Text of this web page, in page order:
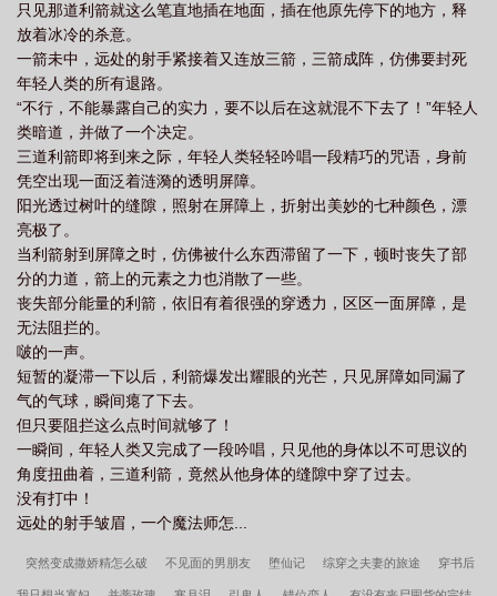
只见那道利箭就这么笔直地插在地面，插在他原先停下的地方，释
放着冰冷的杀意。
一箭未中，远处的射手紧接着又连放三箭，三箭成阵，仿佛要封死
年轻人类的所有退路。
“不行，不能暴露自己的实力，要不以后在这就混不下去了！”年轻人
类暗道，并做了一个决定。
三道利箭即将到来之际，年轻人类轻轻吟唱一段精巧的咒语，身前
凭空出现一面泛着涟漪的透明屏障。
阳光透过树叶的缝隙，照射在屏障上，折射出美妙的七种颜色，漂
亮极了。
当利箭射到屏障之时，仿佛被什么东西滞留了一下，顿时丧失了部
分的力道，箭上的元素之力也消散了一些。
丧失部分能量的利箭，依旧有着很强的穿透力，区区一面屏障，是
无法阻拦的。
啵的一声。
短暂的凝滞一下以后，利箭爆发出耀眼的光芒，只见屏障如同漏了
气的气球，瞬间瘪了下去。
但只要阻拦这么点时间就够了！
一瞬间，年轻人类又完成了一段吟唱，只见他的身体以不可思议的
角度扭曲着，三道利箭，竟然从他身体的缝隙中穿了过去。
没有打中！
远处的射手皱眉，一个魔法师怎...
突然变成撒娇精怎么破 不见面的男朋友 堕仙记 综穿之夫妻的旅途 穿书后